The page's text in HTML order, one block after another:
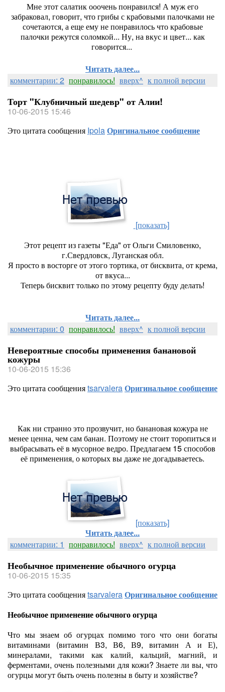
Мне этот салатик ооочень понравился! А муж его
забраковал, говорит, что грибы с крабовыми палочками не
сочетаются, а еще ему не понравилось что крабовые
палочки режутся соломкой... Ну, на вкус и цвет... как
говорится...
Читать далее...
комментарии: 2 понравилось! вверх^ к полной версии
Торт "Клубничный шедевр" от Алии!
10-06-2015 15:46
Это цитата сообщения IpolaОригинальное сообщение
[показать]
Этот рецепт из газеты "Еда" от Ольги Смиловенко,
г.Свердловск, Луганская обл.
Я просто в восторге от этого тортика, от бисквита, от крема,
от вкуса...
Теперь бисквит только по этому рецепту буду делать!
Читать далее...
комментарии: 0 понравилось! вверх^ к полной версии
Невероятные способы применения банановой
кожуры
10-06-2015 15:36
Это цитата сообщенияtsarvaleraОригинальное сообщение
Как ни странно это прозвучит, но банановая кожура не
менее ценна, чем сам банан. Поэтому не стоит торопиться и
выбрасывать её в мусорное ведро. Предлагаем 15 способов
её применения, о которых вы даже не догадываетесь.
[показать]
Читать далее...
комментарии: 1 понравилось! вверх^ к полной версии
Необычное применение обычного огурца
10-06-2015 15:35
Это цитата сообщенияtsarvaleraОригинальное сообщение
Необычное применение обычного огурца
Что мы знаем об огурцах помимо того что они богаты
витаминами (витамин В3, В6, В9, витамин А и Е),
минералами, такими как калий, кальций, магний, и
ферментами, очень полезными для кожи? Знаете ли вы, что
огурцы могут быть очень полезны в быту и хозяйстве?